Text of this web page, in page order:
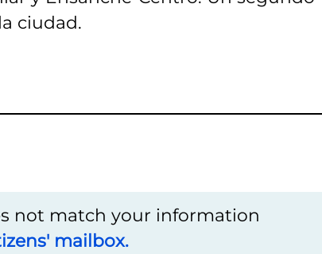
ciudad.
not match your information
mailbox.